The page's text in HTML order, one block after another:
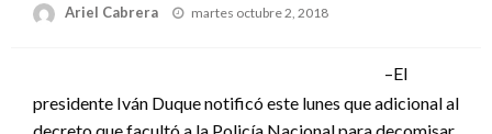
Ariel Cabrera
Publicado
martes octubre 2, 2018
–El
presidente Iván Duque notificó este lunes que adicional al